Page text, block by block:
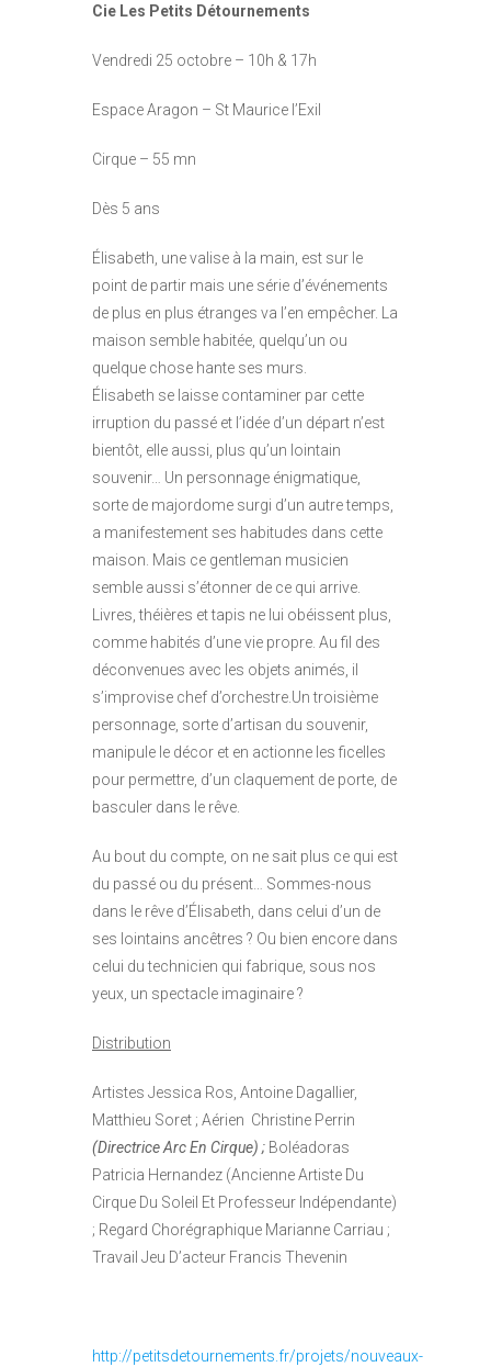
Cie Les Petits Détournements
Vendredi 25 octobre – 10h & 17h
Espace Aragon – St Maurice l’Exil
Cirque – 55 mn
Dès 5 ans
Élisabeth, une valise à la main, est sur le
point de partir mais une série d’événements
de plus en plus étranges va l’en empêcher. La
maison semble habitée, quelqu’un ou
quelque chose hante ses murs.
Élisabeth se laisse contaminer par cette
irruption du passé et l’idée d’un départ n’est
bientôt, elle aussi, plus qu’un lointain
souvenir… Un personnage énigmatique,
sorte de majordome surgi d’un autre temps,
a manifestement ses habitudes dans cette
maison. Mais ce gentleman musicien
semble aussi s’étonner de ce qui arrive.
Livres, théières et tapis ne lui obéissent plus,
comme habités d’une vie propre. Au fil des
déconvenues avec les objets animés, il
s’improvise chef d’orchestre.Un troisième
personnage, sorte d’artisan du souvenir,
manipule le décor et en actionne les ficelles
pour permettre, d’un claquement de porte, de
basculer dans le rêve.
Au bout du compte, on ne sait plus ce qui est
du passé ou du présent… Sommes-nous
dans le rêve d’Élisabeth, dans celui d’un de
ses lointains ancêtres ? Ou bien encore dans
celui du technicien qui fabrique, sous nos
yeux, un spectacle imaginaire ?
Distribution
Artistes Jessica Ros, Antoine Dagallier,
Matthieu Soret ; Aérien Christine Perrin
(Directrice Arc En Cirque) ; Boléadoras
Patricia Hernandez (AncienneArtiste Du
Cirque Du Soleil Et Professeur Indépendante)
; Regard Chorégraphique Marianne Carriau ;
Travail Jeu D’acteur Francis Thevenin
http://petitsdetournements.fr/projets/nouveaux-